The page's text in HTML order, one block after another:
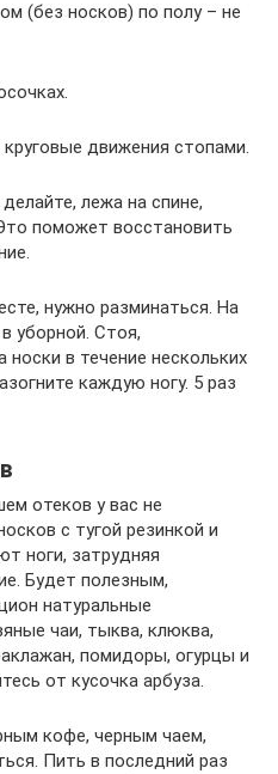
(без носков) по полу – не
движения стопами.
лежа на спине,
поможет восстановить
нужно разминаться. На
уборной. Стоя,
носки в течение нескольких
каждую ногу. 5 раз
отеков у вас не
с тугой резинкой и
ноги, затрудняя
Будет полезным,
натуральные
чаи, тыква, клюква,
помидоры, огурцы и
от кусочка арбуза.
кофе, черным чаем,
Пить в последний раз